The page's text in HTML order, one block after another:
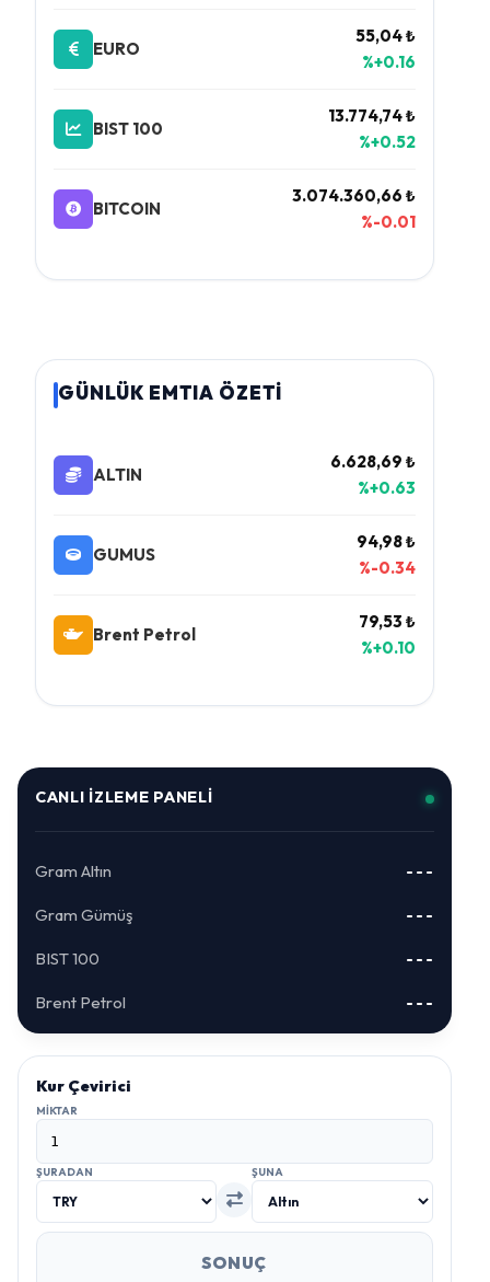
EURO
55,04 ₺
%+0.16
BIST 100
13.774,74 ₺
%+0.52
BITCOIN
3.074.360,66 ₺
%-0.01
GÜNLÜK EMTIA ÖZETİ
ALTIN
6.628,69 ₺
%+0.63
GUMUS
94,98 ₺
%-0.34
Brent Petrol
79,53 ₺
%+0.10
CANLI İZLEME PANELI
Gram Altın ---
Gram Gümüş ---
BIST 100 ---
Brent Petrol ---
Kur Çevirici
MIKTAR
ŞURADAN ŞUNA
SONUÇ